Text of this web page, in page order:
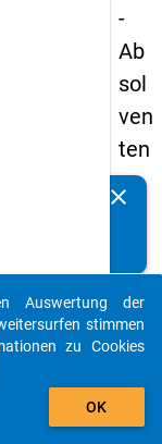
-
Ab
sol
ven
ten
pa
20
13
-
clear
auto_stories
add_shopping_cart
Auswertung der
stimmen
zu Cookies
OK